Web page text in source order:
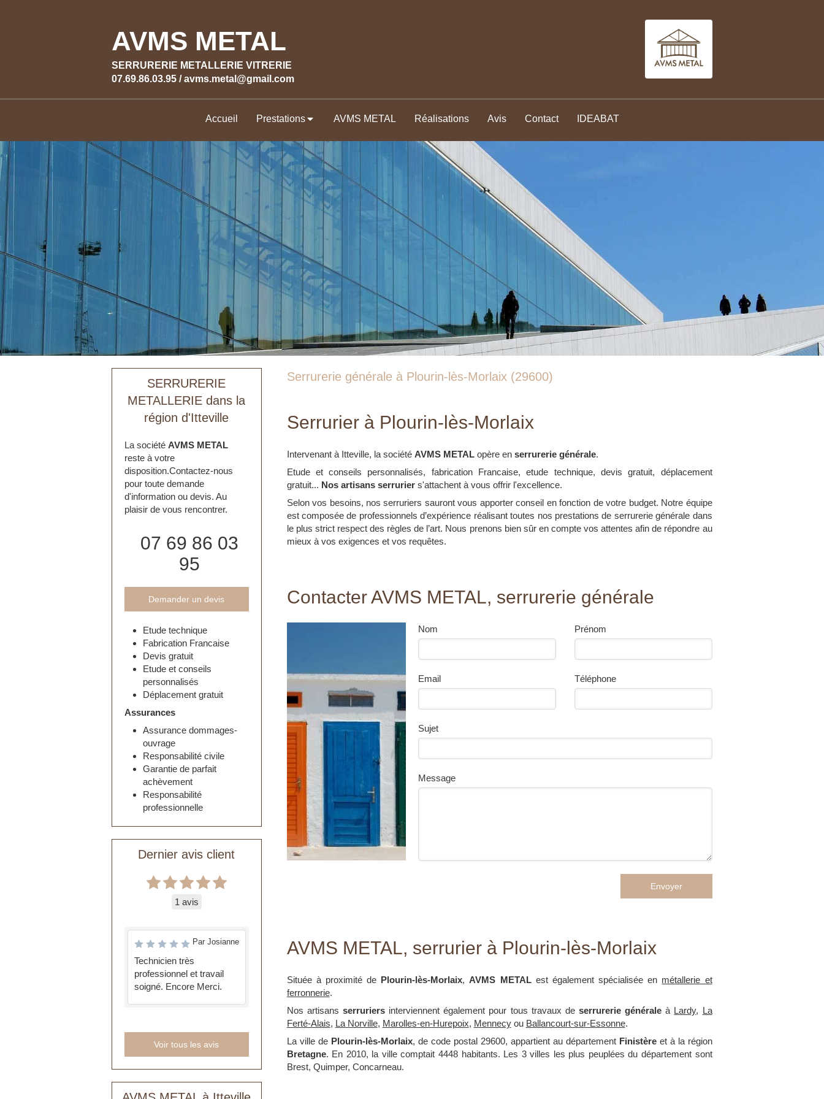
AVMS METAL
SERRURERIE METALLERIE VITRERIE
07.69.86.03.95 / avms.metal@gmail.com
Accueil Prestations AVMS METAL Réalisations Avis Contact IDEABAT
Serrurerie générale à Plourin-lès-Morlaix (29600)
Serrurier à Plourin-lès-Morlaix
Intervenant à Itteville, la société AVMS METALopère en serrurerie générale.
Etude et conseils personnalisés, fabrication Francaise, etude technique, devis gratuit, déplacement
gratuit... Nos artisans serruriers'attachent à vous offrir l'excellence.
Selon vos besoins, nos serruriers sauront vous apporter conseil en fonction de votre budget. Notre équipe
est composée de professionnels d’expérience réalisant toutes nos prestations de serrurerie générale dans
le plus strict respect des règles de l’art. Nous prenons bien sûr en compte vos attentes afin de répondre au
mieux à vos exigences et vos requêtes.
Contacter AVMS METAL, serrurerie générale
Nom Prénom
Email Téléphone
Sujet
Message
Envoyer
AVMS METAL, serrurier à Plourin-lès-Morlaix
Située à proximité de Plourin-lès-Morlaix,AVMS METALest également spécialisée en métallerie et
ferronnerie.
Nos artisans serruriersinterviennent également pour tous travaux de serrurerie générale à Lardy, La
Ferté-Alais, La Norville, Marolles-en-Hurepoix, Mennecyou Ballancourt-sur-Essonne.
La ville de Plourin-lès-Morlaix, de code postal 29600, appartient au département Finistèreet à la région
Bretagne. En 2010, la ville comptait 4448 habitants. Les 3 villes les plus peuplées du département sont
Brest, Quimper, Concarneau.
SERRURERIE
METALLERIE dans la
région d'Itteville
La société AVMS METAL
reste à votre
disposition.Contactez-nous
pour toute demande
d'information ou devis. Au
plaisir de vous rencontrer.
07 69 86 03
95
Demander un devis
Etude technique
Fabrication Francaise
Devis gratuit
Etude et conseils
personnalisés
Déplacement gratuit
Assurances
Assurance dommages-
ouvrage
Responsabilité civile
Garantie de parfait
achèvement
Responsabilité
professionnelle
Dernier avis client
1 avis
Par Josianne
Technicien très
professionnel et travail
soigné. Encore Merci.
Voir tous les avis